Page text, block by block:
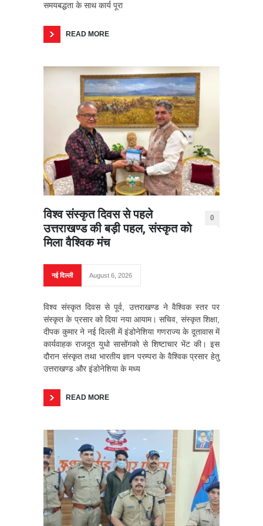
समयबद्धता के साथ कार्य पूरा
READ MORE
विश्व संस्कृत दिवस से पहले
उत्तराखण्ड की बड़ी पहल, संस्कृत को
मिला वैश्विक मंच
0
नई दिल्ली August 6, 2026
विश्व संस्कृत दिवस से पूर्व, उत्तराखण्ड ने वैश्विक स्तर पर
संस्कृत के प्रसार को दिया नया आयाम। सचिव, संस्कृत शिक्षा,
दीपक कुमार ने नई दिल्ली में इंडोनेशिया गणराज्य के दूतावास में
कार्यवाहक राजदूत युधो सासोंगको से शिष्टाचार भेंट की। इस
दौरान संस्कृत तथा भारतीय ज्ञान परम्परा के वैश्विक प्रसार हेतु
उत्तराखण्ड और इंडोनेशिया के मध्य
READ MORE